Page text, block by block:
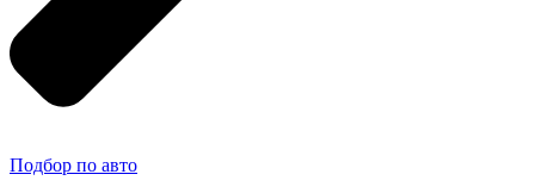
Подбор по авто